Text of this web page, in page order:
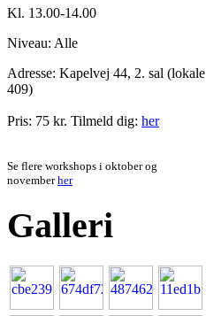
Kl. 13.00-14.00
Niveau: Alle
Adresse: Kapelvej 44, 2. sal (lokale
409)
Pris: 75 kr. Tilmeld dig: her
Se flere workshops i oktober og
novemberher
Galleri